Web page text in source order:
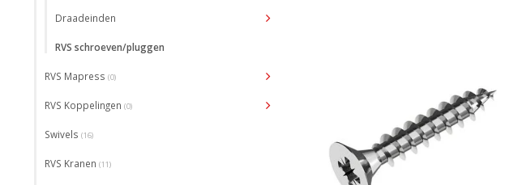
Draadeinden
RVS schroeven/pluggen
RVS Mapress (0)
RVS Koppelingen (0)
Swivels (16)
RVS Kranen (11)